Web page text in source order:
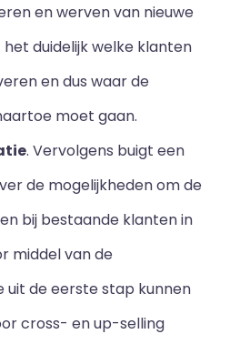
en werven van nieuwe
duidelijk welke klanten
en dus waar de
moet gaan.
. Vervolgens buigt een
de mogelijkheden om de
bij bestaande klanten in
middel van de
de eerste stap kunnen
cross- en up-selling